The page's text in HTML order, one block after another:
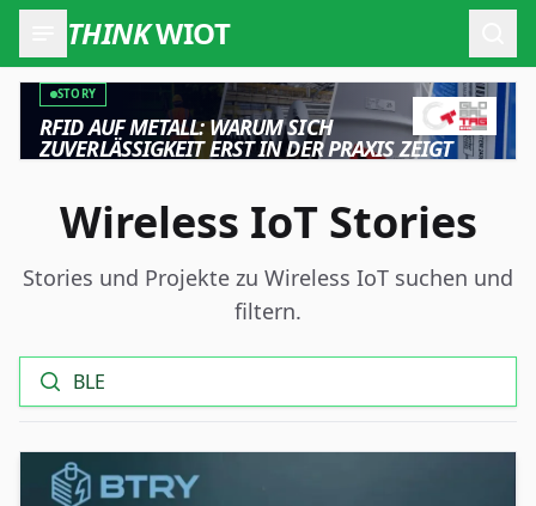
THINKWIOT
STORY
RFID AUF METALL: WARUM SICH
ZUVERLÄSSIGKEIT ERST IN DER PRAXIS ZEIGT
Wireless IoT Stories
Stories und Projekte zu Wireless IoT suchen und
filtern.
Suche